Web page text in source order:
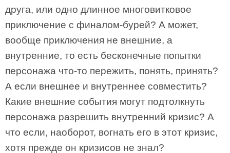
друга, или одно длинное многовитковое
приключение с финалом-бурей? А может,
вообще приключения не внешние, а
внутренние, то есть бесконечные попытки
персонажа что-то пережить, понять, принять?
А если внешнее и внутреннее совместить?
Какие внешние события могут подтолкнуть
персонажа разрешить внутренний кризис? А
что если, наоборот, вогнать его в этот кризис,
хотя прежде он кризисов не знал?